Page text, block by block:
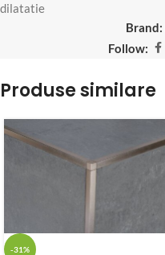
dilatatie
Brand:
Follow:
Produse similare
-31%